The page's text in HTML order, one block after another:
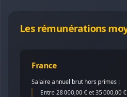
Les rémunérations
France
Salaire annuel brut hors primes :
Entre 28 000,00 € et 35 000,00 €